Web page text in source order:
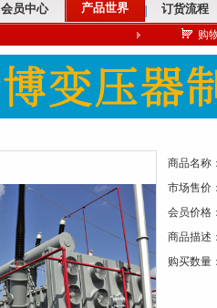
键
会员中心 产品世界 订货流程
购
商品名称
市场售价
会员价格
商品描述
购买数量